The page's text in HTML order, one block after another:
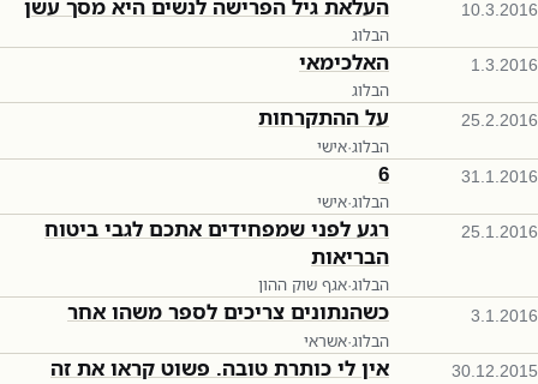
10.3.2016 העלאת גיל הפרישה לנשים היא מסך עשן
הבלוג
1.3.2016 האלכימאי
הבלוג
25.2.2016 על ההתקרחות
הבלוג·אישי
31.1.2016
6
הבלוג·אישי
25.1.2016
רגע לפני שמפחידים אתכם לגבי ביטוח
הבריאות
הבלוג·אגף שוק ההון
3.1.2016 כשהנתונים צריכים לספר משהו אחר
הבלוג·אשראי
30.12.2015 אין לי כותרת טובה. פשוט קראו את זה